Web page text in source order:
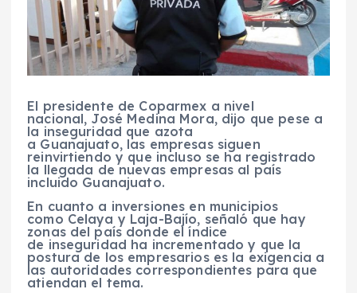
El presidente de Coparmex a nivel
nacional, José Medina Mora, dijo que pese a
la inseguridad que azota
a Guanajuato, las empresas siguen
reinvirtiendo y que incluso se ha registrado
la llegada de nuevas empresas al país
incluido Guanajuato.
En cuanto a inversiones en municipios
como Celaya y Laja-Bajío, señaló que hay
zonas del país donde el índice
de inseguridad ha incrementado y que la
postura de los empresarios es la exigencia a
las autoridades correspondientes para que
atiendan el tema.